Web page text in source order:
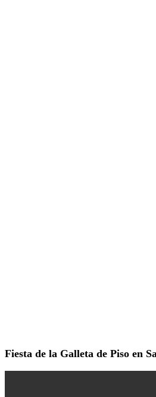
Fiesta de la Galleta de Piso en